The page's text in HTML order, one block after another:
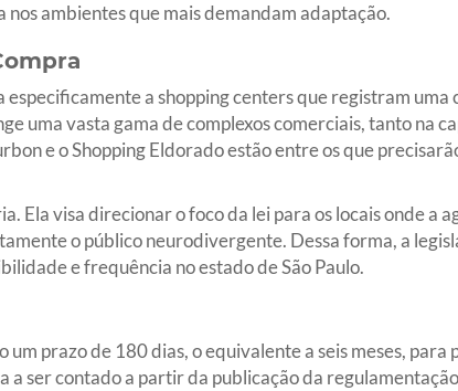
ambientes que mais demandam adaptação.
a shopping centers que registram uma
uma vasta gama de complexos comerciais, tanto na
e o Shopping Eldorado estão entre os que
Ela visa direcionar o foco da lei para os locais onde a
o público neurodivergente. Dessa forma, a
e frequência no estado de São Paulo.
prazo de 180 dias, o equivalente a seis meses, para
a ser contado a partir da publicação da